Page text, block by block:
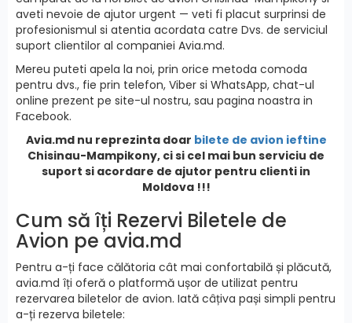
aveti nevoie de ajutor urgent — veti fi placut surprinsi de
profesionismul si atentia acordata catre Dvs. de serviciul
suport clientilor al companiei Avia.md.
Mereu puteti apela la noi, prin orice metoda comoda
pentru dvs., fie prin telefon, Viber si WhatsApp, chat-ul
online prezent pe site-ul nostru, sau pagina noastra in
Facebook.
Avia.md nu reprezinta doar bilete de avion ieftine
Chisinau-Mampikony, ci si cel mai bun serviciu de
suport si acordare de ajutor pentru clienti in
Moldova !!!
Cum să îți Rezervi Biletele de
Avion pe avia.md
Pentru a-ți face călătoria cât mai confortabilă și plăcută,
avia.md îți oferă o platformă ușor de utilizat pentru
rezervarea biletelor de avion. Iată câțiva pași simpli pentru
a-ți rezerva biletele: